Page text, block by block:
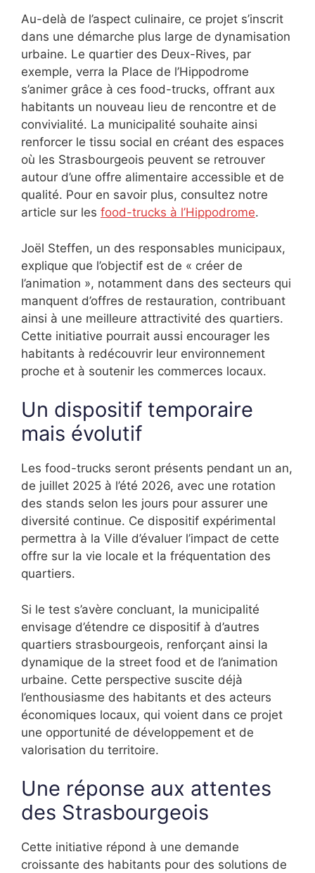
Au-delà de l’aspect culinaire, ce projet s’inscrit
dans une démarche plus large de dynamisation
urbaine. Le quartier des Deux-Rives, par
exemple, verra la Place de l’Hippodrome
s’animer grâce à ces food-trucks, offrant aux
habitants un nouveau lieu de rencontre et de
convivialité. La municipalité souhaite ainsi
renforcer le tissu social en créant des espaces
où les Strasbourgeois peuvent se retrouver
autour d’une offre alimentaire accessible et de
qualité. Pour en savoir plus, consultez notre
article sur les food-trucks à l’Hippodrome.
Joël Steffen, un des responsables municipaux,
explique que l’objectif est de « créer de
l’animation », notamment dans des secteurs qui
manquent d’offres de restauration, contribuant
ainsi à une meilleure attractivité des quartiers.
Cette initiative pourrait aussi encourager les
habitants à redécouvrir leur environnement
proche et à soutenir les commerces locaux.
Un dispositif temporaire
mais évolutif
Les food-trucks seront présents pendant un an,
de juillet 2025 à l’été 2026, avec une rotation
des stands selon les jours pour assurer une
diversité continue. Ce dispositif expérimental
permettra à la Ville d’évaluer l’impact de cette
offre sur la vie locale et la fréquentation des
quartiers.
Si le test s’avère concluant, la municipalité
envisage d’étendre ce dispositif à d’autres
quartiers strasbourgeois, renforçant ainsi la
dynamique de la street food et de l’animation
urbaine. Cette perspective suscite déjà
l’enthousiasme des habitants et des acteurs
économiques locaux, qui voient dans ce projet
une opportunité de développement et de
valorisation du territoire.
Une réponse aux attentes
des Strasbourgeois
Cette initiative répond à une demande
croissante des habitants pour des solutions de